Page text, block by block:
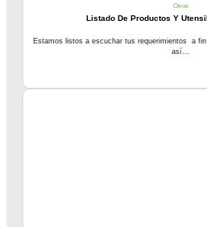
Otros
Listado De Productos Y
Estamos listos a escuchar tus requerimientos a
así...